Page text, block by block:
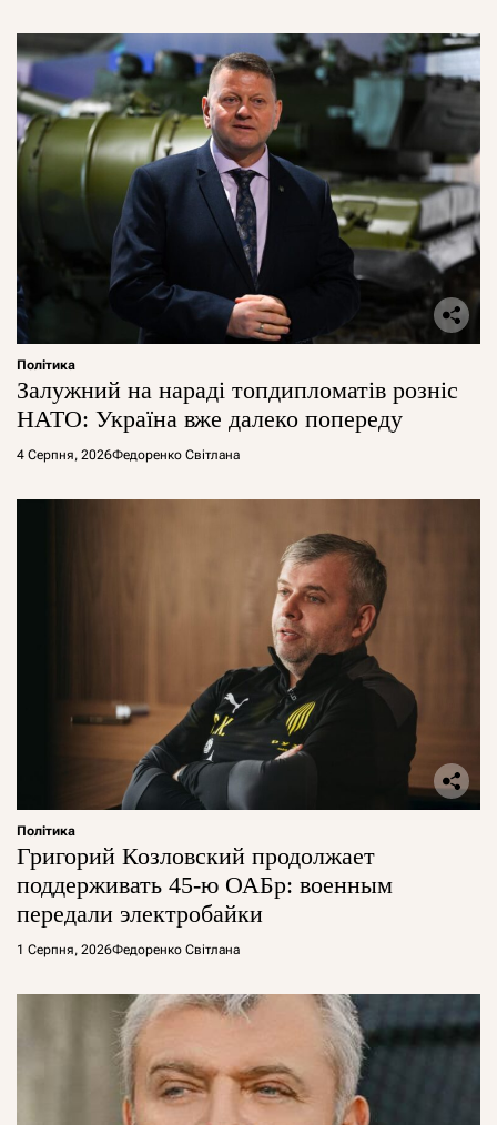
Політика
Залужний на нараді топдипломатів розніс
НАТО: Україна вже далеко попереду
4 Серпня, 2026Федоренко Світлана
Політика
Григорий Козловский продолжает
поддерживать 45-ю ОАБр: военным
передали электробайки
1 Серпня, 2026Федоренко Світлана